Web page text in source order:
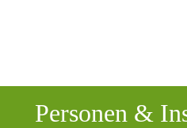
Personen &